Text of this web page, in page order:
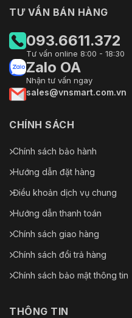
TƯ VẤN BÁN HÀNG
093.6611.372
Tư vấn online 8:00 - 18:30
Zalo OA
Nhận tư vấn ngay
sales@vnsmart.com.vn
CHÍNH SÁCH
Chính sách bảo hành
Hướng dẫn đặt hàng
Điều khoản dịch vụ chung
Hướng dẫn thanh toán
Chính sách giao hàng
Chính sách đổi trả hàng
Chính sách bảo mật thông tin
THÔNG TIN